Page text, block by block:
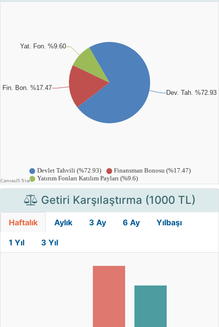
Getiri Karşılaştırma (1000 TL)
Haftalık Aylık 3 Ay 6 Ay Yılbaşı
1 Yıl 3 Yıl